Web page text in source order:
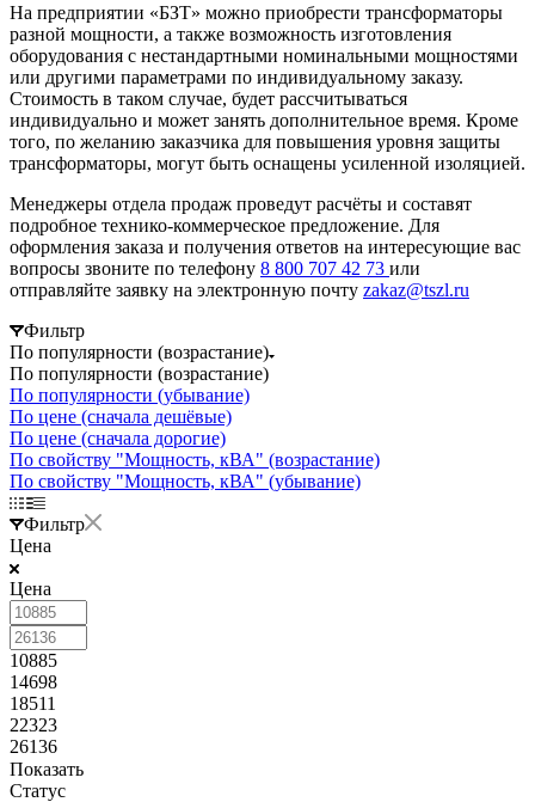
На предприятии «БЗТ» можно приобрести трансформаторы
разной мощности, а также возможность изготовления
оборудования с нестандартными номинальными мощностями
или другими параметрами по индивидуальному заказу.
Стоимость в таком случае, будет рассчитываться
индивидуально и может занять дополнительное время. Кроме
того, по желанию заказчика для повышения уровня защиты
трансформаторы, могут быть оснащены усиленной изоляцией.
Менеджеры отдела продаж проведут расчёты и составят
подробное технико-коммерческое предложение. Для
оформления заказа и получения ответов на интересующие вас
вопросы звоните по телефону 8 800 707 42 73 или
отправляйте заявку на электронную почту zakaz@tszl.ru
Фильтр
По популярности (возрастание)
По популярности (возрастание)
По популярности (убывание)
По цене (сначала дешёвые)
По цене (сначала дорогие)
По свойству "Мощность, кВА" (возрастание)
По свойству "Мощность, кВА" (убывание)
Фильтр
Цена
Цена
10885
14698
18511
22323
26136
Показать
Статус